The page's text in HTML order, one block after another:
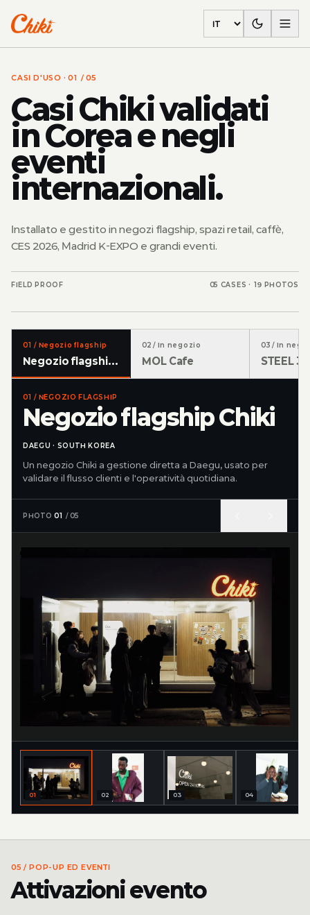
Language
CASI D'USO · 01 / 05
Casi Chiki validati
in Corea e negli
eventi
internazionali.
Installato e gestito in negozi flagship, spazi retail, caffè,
CES 2026, Madrid K-EXPO e grandi eventi.
FIELD PROOF 05 CASES · 19 PHOTOS
01 / Negozio flagship
Negozio flagship Chiki
02 / In negozio
MOL Cafe
03 / In
STEEL
01 / NEGOZIO FLAGSHIP
Negozio flagship Chiki
DAEGU · SOUTH KOREA
Un negozio Chiki a gestione diretta a Daegu, usato per
validare il flusso clienti e l'operatività quotidiana.
PHOTO01 /05
01 02 03 04
05 / POP-UP ED EVENTI
Attivazioni evento